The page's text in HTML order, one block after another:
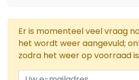
Er is momenteel veel vraag
het wordt weer aangevuld;
zodra het weer op voorraad